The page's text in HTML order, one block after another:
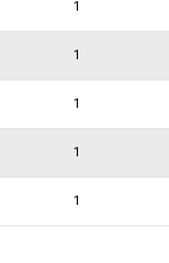
1
1
1
1
1